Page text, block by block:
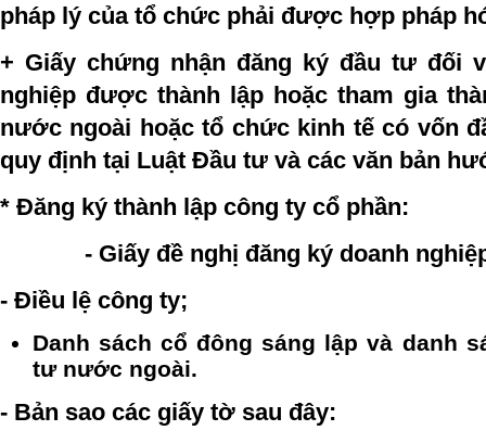
pháp lý của tổ chức phải được hợp pháp
+ Giấy chứng nhận đăng ký đầu tư đối
nghiệp được thành lập hoặc tham gia
nước ngoài hoặc tổ chức kinh tế có vốn
quy định tại Luật Đầu tư và các văn bản
* Đăng ký thành lập công ty cổ phần:
- Giấy đề nghị đăng ký doanh
- Điều lệ công ty;
Danh sách cổ đông sáng lập và danh
tư nước ngoài.
- Bản sao các giấy tờ sau đây: